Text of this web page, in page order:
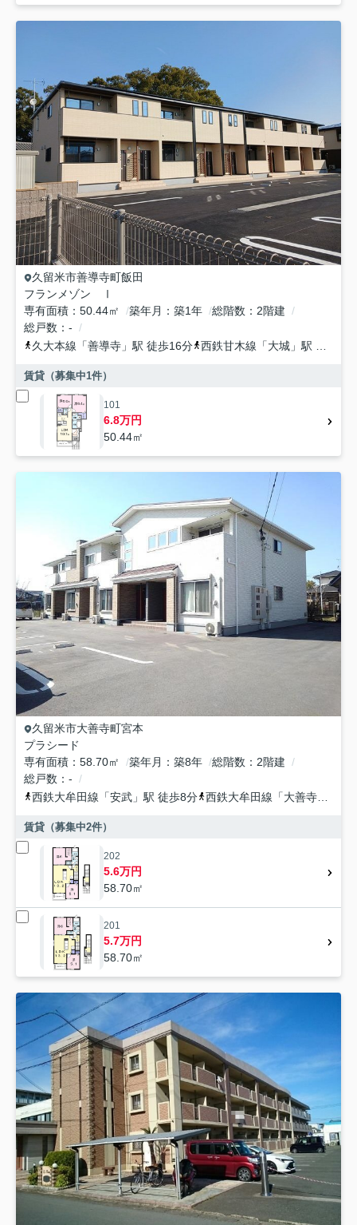
久留米市善導寺町飯田
フランメゾン Ⅰ
専有面積
50.44㎡ 築年月 築1年 総階数
2階建
総戸数
-
久大本線 「善導寺 」駅 徒歩16分 西鉄甘木線 「大城 」駅 徒歩33分
賃貸（募集中1件）
101
6.8万円
50.44㎡
久留米市大善寺町宮本
プラシード
専有面積
58.70㎡ 築年月 築8年 総階数
2階建
総戸数
-
西鉄大牟田線 「安武 」駅 徒歩8分 西鉄大牟田線 「大善寺
賃貸（募集中2件）
202
5.6万円
58.70㎡
201
5.7万円
58.70㎡